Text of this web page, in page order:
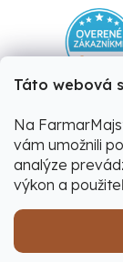
Táto webová
Na
vám umožnili
analýze
výkon a